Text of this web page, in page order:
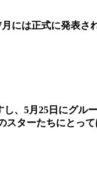
には正式に発表さ
、5月25日にグル
ターたちにとっ